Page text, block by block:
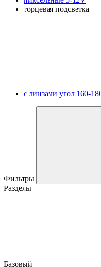
торцевая подсветка
с линзами угол 160-
Фильтры
Разделы
Базовый